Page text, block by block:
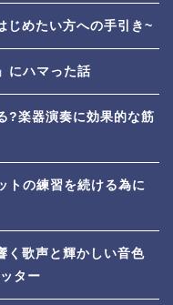
じめたい方への手引き~
にハマった話
?楽器演奏に効果的な筋
トの練習を続ける為に
歌声と輝かしい音色
ター